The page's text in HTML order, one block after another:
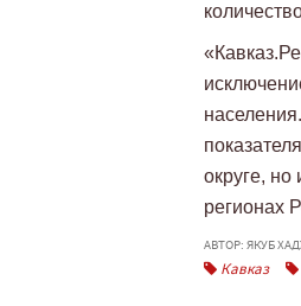
округе,
регионах
АВТОР: ЯКУБ
Кавказ